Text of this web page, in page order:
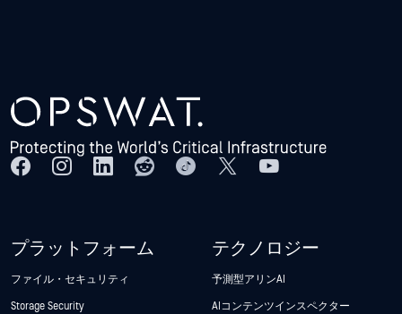
プラットフォーム
ファイル・セキュリティ
Storage Security
テクノロジー
予測型アリンAI
AIコンテンツインスペクター